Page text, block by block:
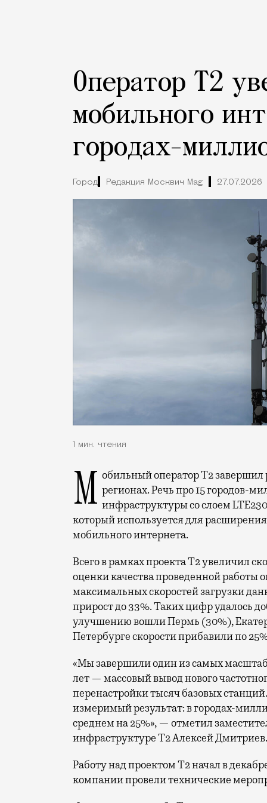
Оператор Т2
мобильного
городах-
Город Редакция Москвич Mag 27.07.2026
1 мин. чтения
Мобильный оператор Т2 завершил работы по увеличению скорости интернета в регионах. Речь про 15 городов-
инфраструктуры со слоем
который используется для
мобильного интернета.
Всего в рамках проекта Т2 увеличил
оценки качества проведенной работы
максимальных скоростей загрузки
прирост до 33%. Таких цифр удалось
улучшению вошли Пермь (30%),
Петербурге скорости прибавили по
«Мы завершили один из самых
лет — массовый вывод нового
перенастройки тысяч базовых
измеримый результат: в городах-
среднем на 25%», — отметил
инфраструктуре Т2 Алексей Дмитриев.
Работу над проектом Т2 начал в
компании провели технические